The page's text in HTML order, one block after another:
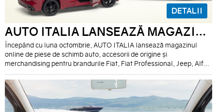
DETALII
AUTO ITALIA LANSEAZĂ MAGAZINUL ONLINE DE PIESE DE ORIGINE, ACCESORII ȘI MERCHANDISING
Începând cu luna octombrie, AUTO ITALIA lansează magazinul
online de piese de schimb auto, accesorii de origine și
merchandising pentru brandurile Fiat, Fiat Professional, Jeep, Alfa
Romeo şi Abarth.